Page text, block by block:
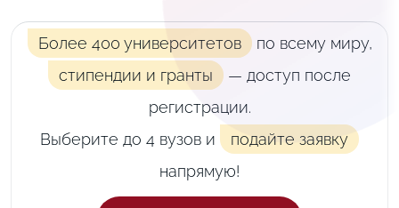
Более 400 университетов по всему миру,
стипендии и гранты
— доступ после
регистрации.
Выберите до 4 вузов и
подайте заявку
напрямую!